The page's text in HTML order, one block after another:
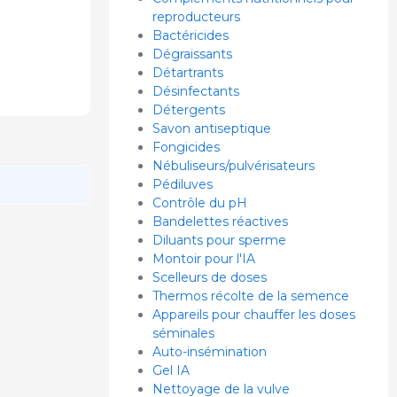
reproducteurs
Bactéricides
Dégraissants
Détartrants
Désinfectants
Détergents
Savon antiseptique
Fongicides
Nébuliseurs/pulvérisateurs
Pédiluves
Contrôle du pH
Bandelettes réactives
Diluants pour sperme
Montoir pour l'IA
Scelleurs de doses
Thermos récolte de la semence
Appareils pour chauffer les doses
séminales
Auto-insémination
Gel IA
Nettoyage de la vulve